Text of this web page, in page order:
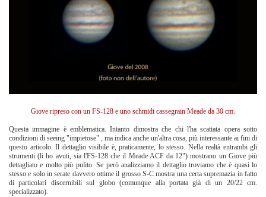
Giove ripreso con un FS-128 e uno schmidt cassegrain Meade da 30 cm.
Questa immagine è emblematica. Intanto dimostra che chi l'ha scattata opera sotto
condizioni di seeing "impietose" , ma indica anche un'altra cosa, più interessante ai fini di
questo articolo. Il dettaglio visibile è, praticamente, lo stesso. Nella realtà entrambi gli
strumenti (li ho avuti, sia l'FS-128 che il Meade ACF da 12") mostrano un Giove più
dettagliato e molto più pulito. Se però analizziamo il dettaglio troviamo che è quasi lo
stesso e solo in serate davvero ottime il grosso S-C mostra una certa supremazia in fatto
di particolari discernibili sul globo (comunque alla portata già di un 20/22 cm.
specializzato).